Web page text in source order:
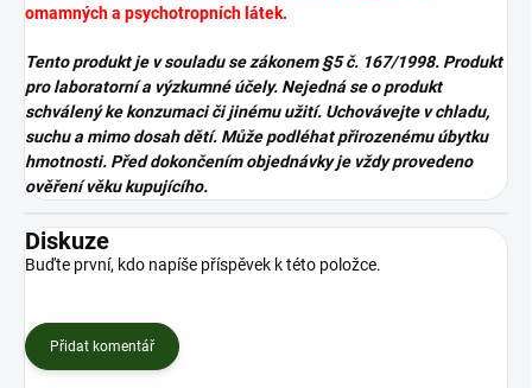
omamných a psychotropních látek.
Tento produkt je v souladu se zákonem§5 č. 167/1998. Produkt
pro laboratorní a výzkumné účely. Nejedná se o produkt
schválený ke konzumaci či jinému užití. Uchovávejte v chladu,
suchu a mimo dosah dětí. Může podléhat přirozenému úbytku
hmotnosti. Před dokončením objednávky je vždy provedeno
ověření věku kupujícího.
Diskuze
Buďte první, kdo napíše příspěvek k této položce.
Přidat komentář